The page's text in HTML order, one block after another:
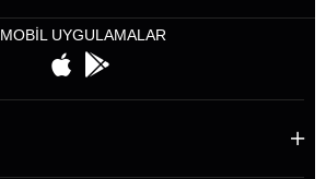
MOBİL UYGULAMALAR